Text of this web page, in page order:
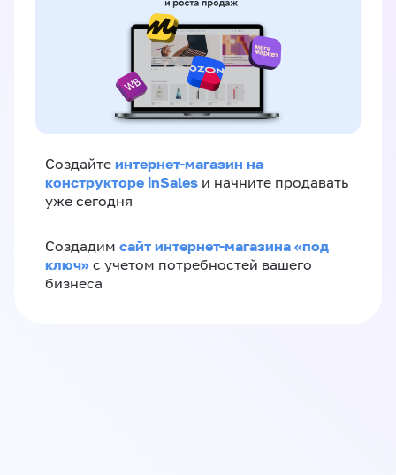
Создайте интернет-магазин на
конструкторе inSales и начните продавать
уже сегодня
Создадим сайт интернет-магазина «под
ключ» с учетом потребностей вашего
бизнеса